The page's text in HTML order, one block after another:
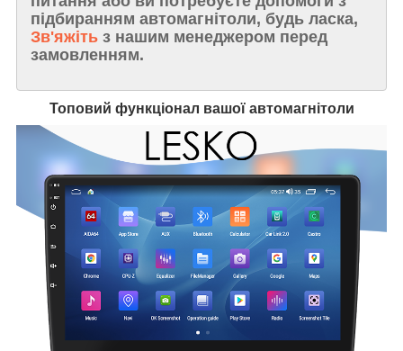
підбиранням автомагнітоли, будь ласка,
Зв'яжіть з нашим менеджером перед
замовленням.
Топовий функціонал вашої автомагнітоли